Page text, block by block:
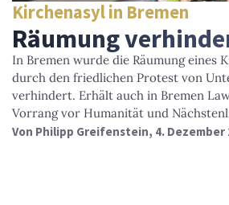
Kirchenasyl in Bremen
Räumung
In Bremen wurde die Räumung eines
durch den friedlichen Protest von
verhindert. Erhält auch in Bremen
Vorrang vor Humanität und
Von Philipp Greifenstein, 4. Dezember